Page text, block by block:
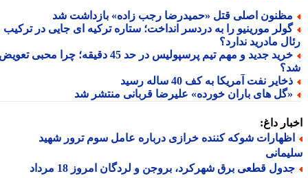
اصلی قتل «حمیدرضا رجب زاده» بازداشت شد
مورینیو را به دردسر انداخت؛ ستاره ترکیه ای جایی در ترکیب
مادرید ندارد؟
خرید جدید و مهم تیم پرسپولیس در حد 45 دقیقه؛ چرا محبی تعویض
نفت آمریکا به کف 40 ساله رسید
های باران خورده» علیرضا قربانی منتشر شد
داغ:
شوکه کننده خرازی درباره عامل سوم ترور شهید
جدول قطعی برق شهرکرد، بروجن و لردگان امروز 18 مرداد